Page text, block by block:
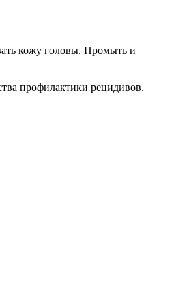
кожу головы. Промыть и
профилактики рецидивов.